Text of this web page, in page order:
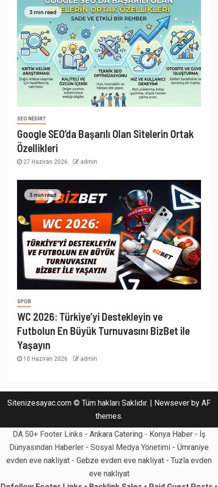
3 min read
SEO NEDIR?
Google SEO’da Başarılı Olan Sitelerin Ortak
Özellikleri
27 Haziran 2026 admin
3 min read
SPOR
WC 2026: Türkiye’yi Destekleyin ve
Futbolun En Büyük Turnuvasını BizBet ile
Yaşayın
10 Haziran 2026 admin
Sitenizesayac.com © Tüm hakları Saklıdır. | Newsever by AF
themes.
DA 50+ Footer Links - Ankara Catering - Konya Haber - İş
Dünyasından Haberler - Sosyal Medya Yönetimi - Ümraniye
evden eve nakliyat - Gebze evden eve nakliyat - Tuzla evden
eve nakliyat